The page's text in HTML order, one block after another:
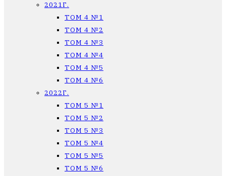
2021Г.
ТОМ 4 №1
ТОМ 4 №2
ТОМ 4 №3
ТОМ 4 №4
ТОМ 4 №5
ТОМ 4 №6
2022Г.
ТОМ 5 №1
ТОМ 5 №2
ТОМ 5 №3
ТОМ 5 №4
ТОМ 5 №5
ТОМ 5 №6